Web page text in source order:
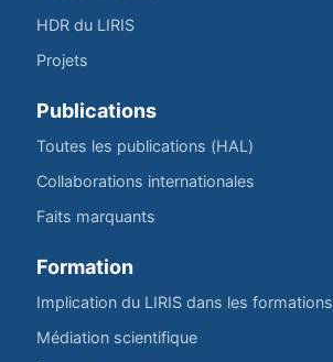
HDR du LIRIS
Projets
Publications
Toutes les publications (HAL)
Collaborations internationales
Faits marquants
Formation
Implication du LIRIS dans les formations
Médiation scientifique